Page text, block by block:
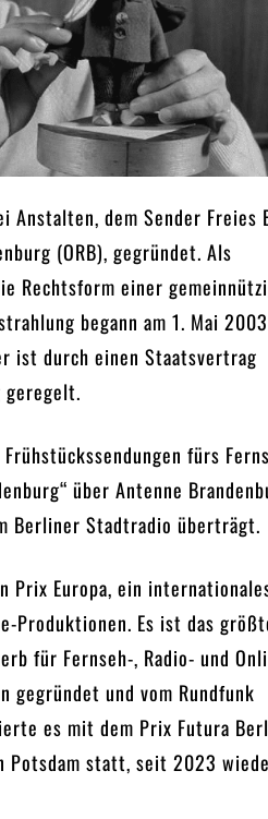
Anstalten, dem Sender Freies
(ORB), gegründet. Als
Rechtsform einer
begann am 1. Mai
ist durch einen Staatsvertrag
geregelt.
fürs
über Antenne
Berliner Stadtradio überträgt.
Prix Europa, ein
Produktionen. Es ist das
für Fernseh-, Radio- und
gegründet und vom Rundfunk
es mit dem Prix Futura
Potsdam statt, seit 2023